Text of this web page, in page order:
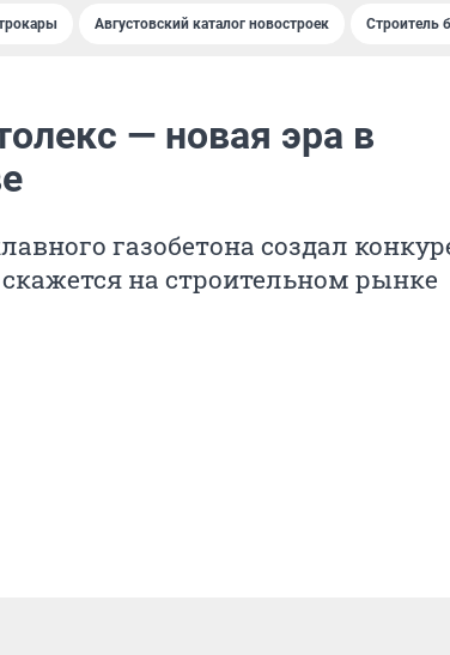
Августовский каталог новостроек Строитель
— новая эра в
газобетона создал
на строительном рынке